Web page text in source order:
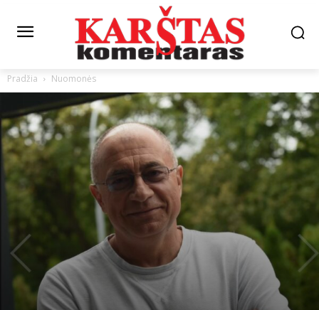
Pradžia Nuomonės